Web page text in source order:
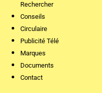
Rechercher
Conseils
Circulaire
Publicité Télé
Marques
Documents
Contact